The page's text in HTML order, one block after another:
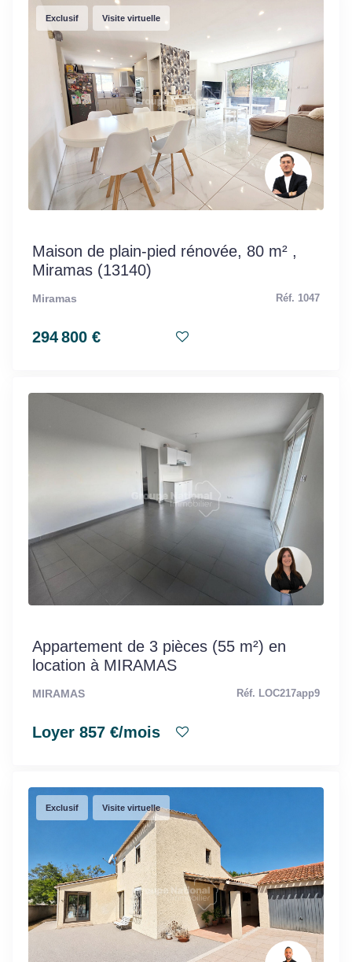
Exclusif Visite virtuelle
Maison de plain-pied rénovée, 80 m² ,
Miramas (13140)
Miramas Réf. 1047
294 800 €
Appartement de 3 pièces (55 m²) en
location à MIRAMAS
MIRAMAS Réf. LOC217app9
Loyer 857 €/mois
Exclusif Visite virtuelle